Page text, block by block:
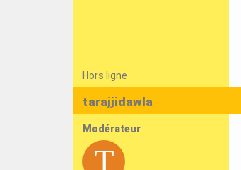
Hors ligne
tarajjidawla
Modérateur